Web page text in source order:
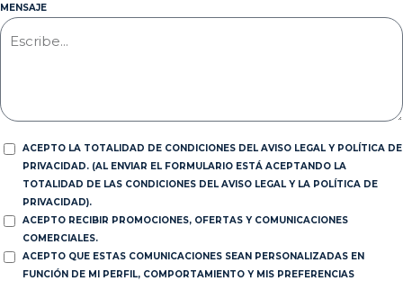
MENSAJE
ACEPTO LA TOTALIDAD DE CONDICIONES DEL AVISO LEGAL Y POLÍTICA DE
PRIVACIDAD. (AL ENVIAR EL FORMULARIO ESTÁ ACEPTANDO LA
TOTALIDAD DE LAS CONDICIONES DEL AVISO LEGAL Y LA POLÍTICA DE
PRIVACIDAD).
ACEPTO RECIBIR PROMOCIONES, OFERTAS Y COMUNICACIONES
COMERCIALES.
ACEPTO QUE ESTAS COMUNICACIONES SEAN PERSONALIZADAS EN
FUNCIÓN DE MI PERFIL, COMPORTAMIENTO Y MIS PREFERENCIAS